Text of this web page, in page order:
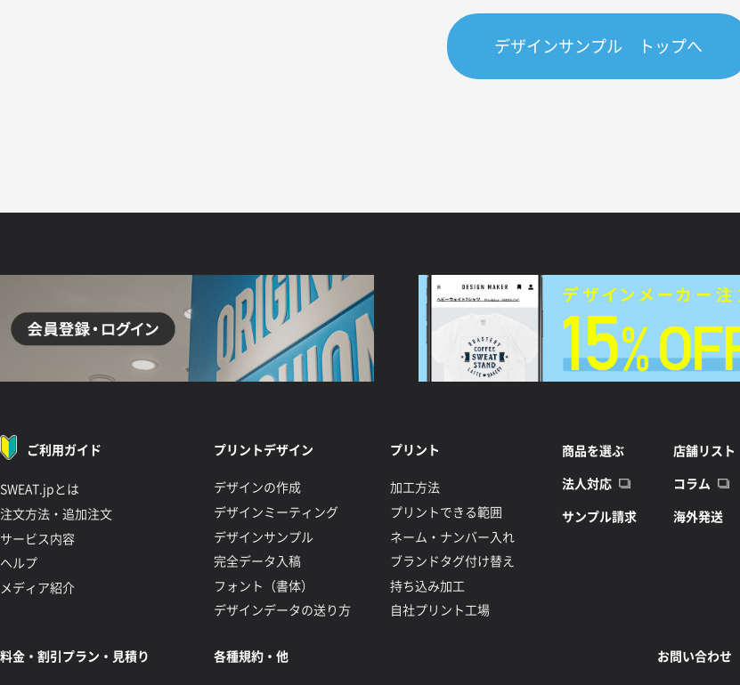
デザインサンプル トップへ
ご利用ガイド
SWEAT.jpとは
注文方法・追加注文
サービス内容
ヘルプ
メディア紹介
プリントデザイン
デザインの作成
デザインミーティング
デザインサンプル
完全データ入稿
フォント（書体）
デザインデータの送り方
プリント
加工方法
プリントできる範囲
ネーム・ナンバー入れ
ブランドタグ付け替え
持ち込み加工
自社プリント工場
商品を選ぶ
法人対応
サンプル請求
店舗リスト
コラム
海外発送
料金・割引プラン・見積り 各種規約・他 お問い合わせ